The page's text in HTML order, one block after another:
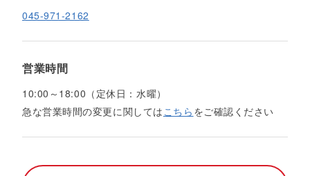
045-971-2162
営業時間
10:00～18:00（定休日：水曜）
急な営業時間の変更に関してはこちら をご確認ください